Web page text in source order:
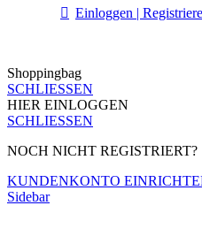
Einloggen |
Shoppingbag
SCHLIESSEN
HIER EINLOGGEN
SCHLIESSEN
NOCH NICHT REGISTRIERT?
KUNDENKONTO
Sidebar